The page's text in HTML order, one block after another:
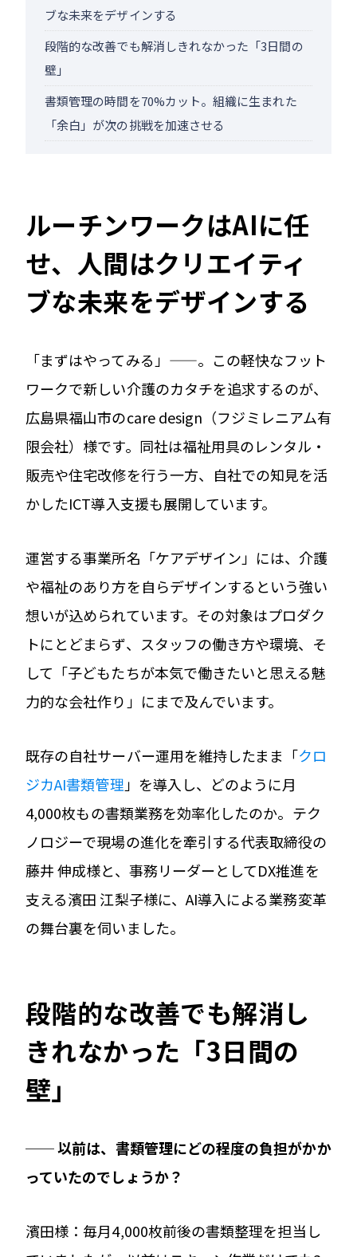
ブな未来をデザインする
段階的な改善でも解消しきれなかった「3日間の
壁」
書類管理の時間を70%カット。組織に生まれた
「余白」が次の挑戦を加速させる
ルーチンワークはAIに任
せ、人間はクリエイティ
ブな未来をデザインする
「まずはやってみる」——。この軽快なフット
ワークで新しい介護のカタチを追求するのが、
広島県福山市のcare design（フジミレニアム有
限会社）様です。同社は福祉用具のレンタル・
販売や住宅改修を行う一方、自社での知見を活
かしたICT導入支援も展開しています。
運営する事業所名「ケアデザイン」には、介護
や福祉のあり方を自らデザインするという強い
想いが込められています。その対象はプロダク
トにとどまらず、スタッフの働き方や環境、そ
して「子どもたちが本気で働きたいと思える魅
力的な会社作り」にまで及んでいます。
既存の自社サーバー運用を維持したまま「クロ
ジカAI書類管理 」を導入し、どのように月
4,000枚もの書類業務を効率化したのか。テク
ノロジーで現場の進化を牽引する代表取締役の
藤井 伸成様と、事務リーダーとしてDX推進を
支える濱田 江梨子様に、AI導入による業務変革
の舞台裏を伺いました。
段階的な改善でも解消し
きれなかった「3日間の
壁」
── 以前は、書類管理にどの程度の負担がかか
っていたのでしょうか？
濱田様：毎月4,000枚前後の書類整理を担当し